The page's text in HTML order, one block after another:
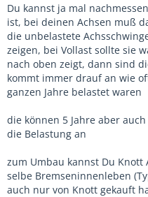
Du kannst ja mal
ist, bei deinen Achsen muß
die unbelastete
zeigen, bei Vollast sollte sie
nach oben zeigt, dann sind
kommt immer drauf an wie
ganzen Jahre belastet waren
die können 5 Jahre aber
die Belastung an
zum Umbau kannst Du Knott
selbe Bremseninnenleben
auch nur von Knott gekauft